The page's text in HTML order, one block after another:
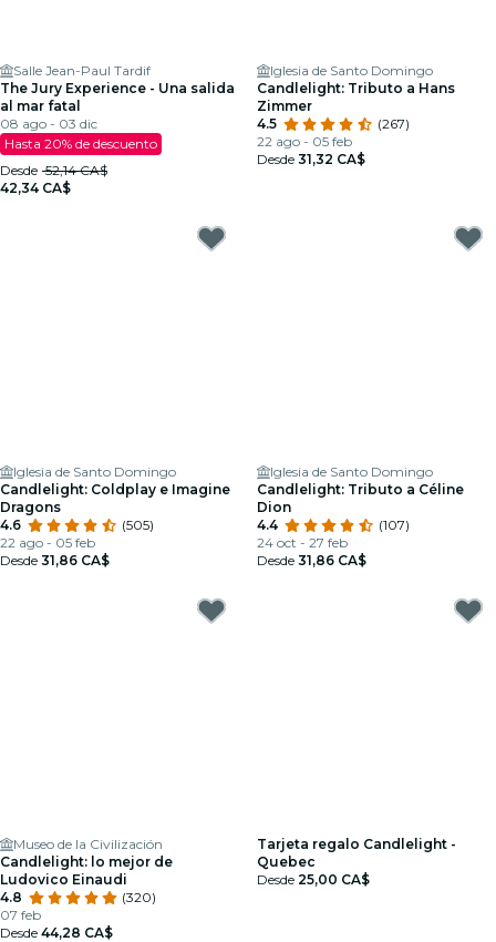
Salle Jean-Paul Tardif
The Jury Experience - Una salida
al mar fatal
08 ago - 03 dic
Hasta 20% de descuento
Desde 52,14 CA$
42,34 CA$
Iglesia de Santo Domingo
Candlelight: Tributo a Hans
Zimmer
4.5
(267)
22 ago - 05 feb
Desde 31,32 CA$
Iglesia de Santo Domingo
Candlelight: Coldplay e Imagine
Dragons
4.6
(505)
22 ago - 05 feb
Desde 31,86 CA$
Iglesia de Santo Domingo
Candlelight: Tributo a Céline
Dion
4.4
(107)
24 oct - 27 feb
Desde 31,86 CA$
Museo de la Civilización
Candlelight: lo mejor de
Ludovico Einaudi
4.8
(320)
07 feb
Desde 44,28 CA$
Tarjeta regalo Candlelight -
Quebec
Desde 25,00 CA$